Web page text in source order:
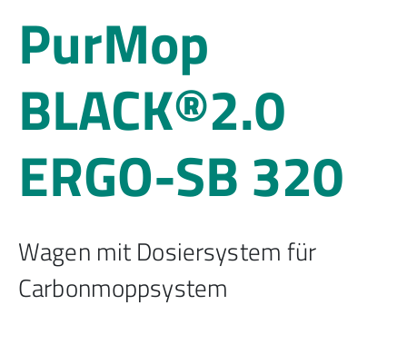
PurMop
BLACK®2.0
ERGO-SB 320
Wagen mit Dosiersystem für
Carbonmoppsystem